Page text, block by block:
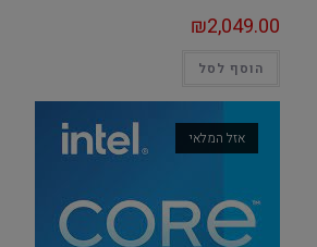
₪2,049.00
הוסף לסל
אזל המלאי